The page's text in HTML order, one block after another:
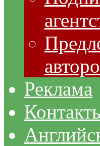
Реклама